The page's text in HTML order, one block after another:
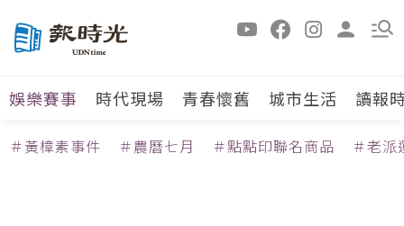
娛樂賽事 時代現場 青春懷舊 城市生活 讀報
＃黃樟素事件 ＃農曆七月 ＃點點印聯名商品 ＃老派